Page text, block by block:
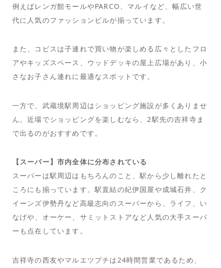
例えばレンガ館モールやPARCO、マルイなど、幅広い世
代に人気のファッションビルが揃っています。
また、コピスは子連れで買い物が楽しめる広々としたフロ
アやキッズスペース、ウッドデッキの屋上広場があり、小
さなお子さん連れに最適なスポットです。
一方で、武蔵境駅周辺はショッピング施設が多くありませ
ん。近場でショッピングを楽しむなら、2駅先の吉祥寺ま
で出るのがおすすめです。
【スーパー】市内全体に分布されている
スーパーは駅周辺はもちろんのこと、駅から少し離れたと
ころにも揃っています。駅直結の紀伊国屋や成城石井、ク
イーンズ伊勢丹など高級志向のスーパーから、ライフ、い
なげや、オーケー、サミットストアなど人気の大手スーパ
ーも点在しています。
吉祥寺の西友やマルエツプチは24時間営業であるため、